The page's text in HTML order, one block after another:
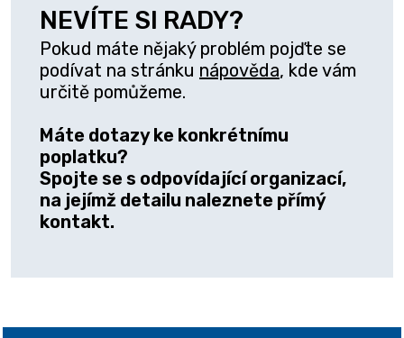
NEVÍTE SI RADY?
Pokud máte nějaký problém pojďte se
podívat na stránku nápověda, kde vám
určitě pomůžeme.
Máte dotazy ke konkrétnímu
poplatku?
Spojte se s odpovídající organizací,
na jejímž detailu naleznete přímý
kontakt.